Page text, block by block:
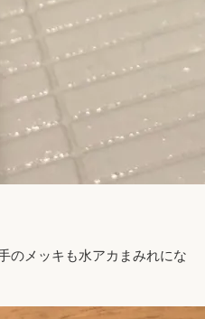
のメッキも水アカまみれにな